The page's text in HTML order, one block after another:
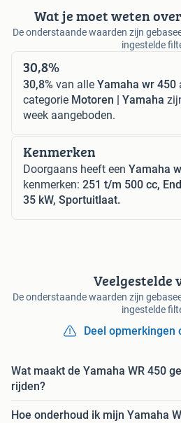
Wat je moet weten
De onderstaande waarden zijn
ingestelde
30,8%
30,8% van alle Yamaha wr 450
categorie Motoren | Yamaha
week aangeboden.
Kenmerken
Doorgaans heeft een Yamaha
kenmerken: 251 t/m 500 cc,
35 kW, Sportuitlaat.
Veelgestelde
De onderstaande waarden zijn
ingestelde
Deel opmerkingen
Wat maakt de Yamaha WR 450
rijden?
Hoe onderhoud ik mijn Yamaha